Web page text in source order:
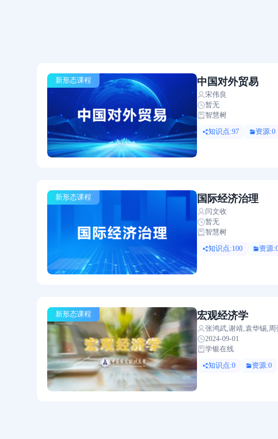
新形态课程 中国对外贸易
宋伟良
暂无
智慧树
知识点:97 资源:0
新形态课程 国际经济治理
闫文收
暂无
智慧树
知识点:100 资源
新形态课程 宏观经济学
张鸿武,谢靖,袁华锡,周
2024-09-01
学银在线
知识点:0 资源:0